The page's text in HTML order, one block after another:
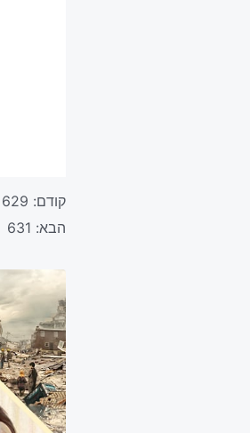
קודם: 629 איש לא יכול לתפוס את סמכות האל ועוצמתו
הבא: 631 שום אדם או דבר אינו יכול להתעלות על סמכותו של האל ועוצמתו